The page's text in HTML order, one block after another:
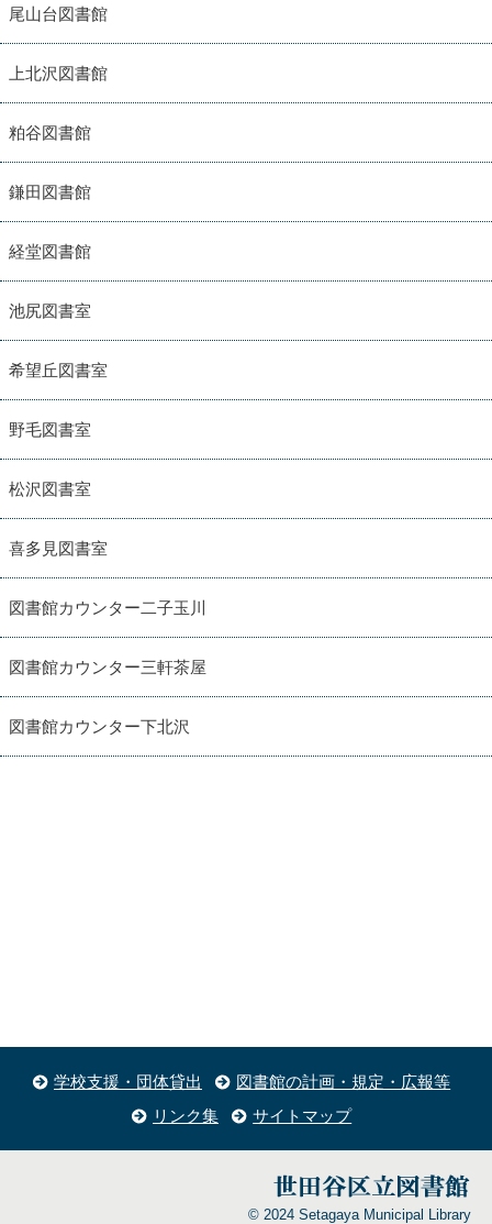
尾山台図書館
上北沢図書館
粕谷図書館
鎌田図書館
経堂図書館
池尻図書室
希望丘図書室
野毛図書室
松沢図書室
喜多見図書室
図書館カウンター二子玉川
図書館カウンター三軒茶屋
図書館カウンター下北沢
学校支援・団体貸出
図書館の計画・規定・広報等
リンク集
サイトマップ
© 2024 Setagaya Municipal Library